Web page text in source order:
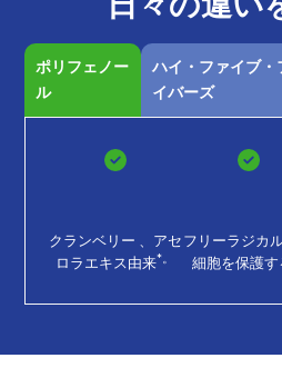
ポリフェノー
ル
ハイ・ファイブ
イバーズ
クランベリー 、アセ
ロラエキス由来*。
フリーラジカ
細胞を保護す